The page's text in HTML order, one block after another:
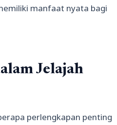
manfaat nyata bagi
Jelajah
perlengkapan penting